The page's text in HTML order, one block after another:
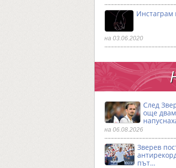
Инстаграм
на 03.06.2020
След
още
на 06.08.2026
Зверев
път…